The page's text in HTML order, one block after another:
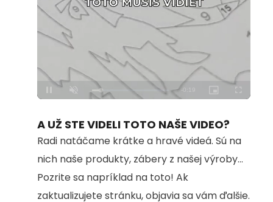
Unmute Loaded
100.00%
A UŽ STE VIDELI TOTO NAŠE VIDEO?
Radi natáčame krátke a hravé videá. Sú na
nich naše produkty, zábery z našej výroby...
Pozrite sa napríklad na toto! Ak
zaktualizujete stránku, objavia sa vám ďalšie.